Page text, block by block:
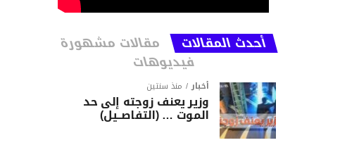
أحدث المقالات مقالات مشهورة
فيديوهات
أخبار منذ سنتين
وزير يعنف زوجته إلى حد
الموت … (التفاصــيل)